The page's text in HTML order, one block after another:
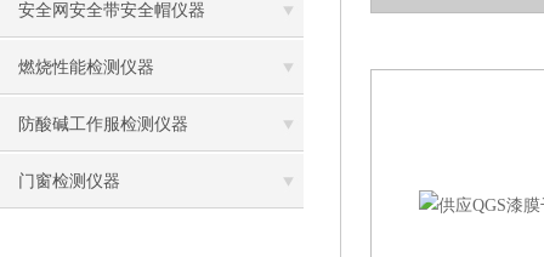
安全网安全带安全帽仪器
燃烧性能检测仪器
防酸碱工作服检测仪器
门窗检测仪器